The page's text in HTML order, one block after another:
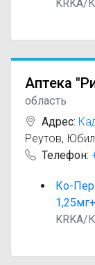
KRKA/
Аптека
область
Адрес:
Реутов,
Телефон:
Ко-
KRKA/